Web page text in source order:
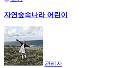
자연숲속나라 어린이
관리자